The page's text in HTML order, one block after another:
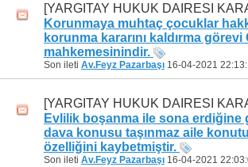
[YARGITAY HUKUK DAIRESI
Korunmaya muhtaç çocuklar
korunma kararını kaldırma
mahkemesinindir.
Son ileti Av.Feyz Pazarbaşı 16-04-2021
[YARGITAY HUKUK DAIRESI
Evlilik boşanma ile sona erdiğine
dava konusu taşınmaz aile
özelliğini kaybetmiştir.
Son ileti Av.Feyz Pazarbaşı 16-04-2021